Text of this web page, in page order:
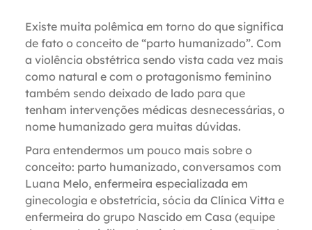
Existe muita polêmica em torno do que significa
de fato o conceito de “parto humanizado”. Com
a violência obstétrica sendo vista cada vez mais
como natural e com o protagonismo feminino
também sendo deixado de lado para que
tenham intervenções médicas desnecessárias, o
nome humanizado gera muitas dúvidas.
Para entendermos um pouco mais sobre o
conceito: parto humanizado, conversamos com
Luana Melo, enfermeira especializada em
ginecologia e obstetrícia, sócia da Clínica Vitta e
enfermeira do grupo Nascido em Casa (equipe